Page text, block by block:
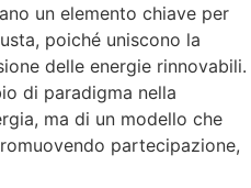
un elemento chiave per
poiché uniscono la
delle energie rinnovabili.
di paradigma nella
ma di un modello che
partecipazione,